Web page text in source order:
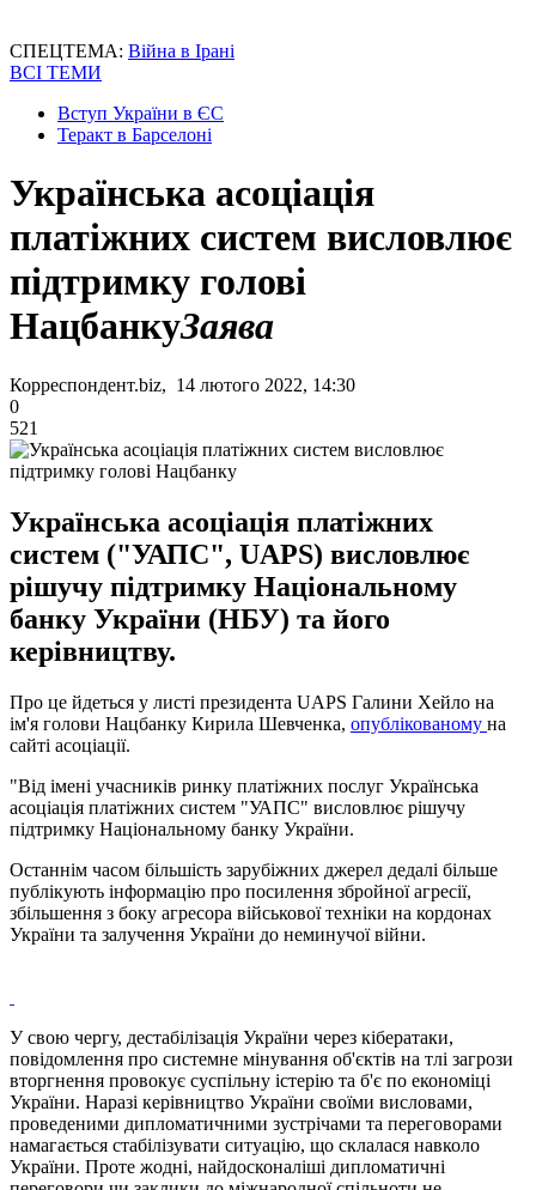
СПЕЦТЕМА: Війна в Ірані
ВСІ ТЕМИ
Вступ України в ЄС
Теракт в Барселоні
Українська асоціація
платіжних систем висловлює
підтримку голові
НацбанкуЗаява
Корреспондент.biz, 14 лютого 2022, 14:30
0
521
Українська асоціація платіжних
систем ("УАПС", UAPS) висловлює
рішучу підтримку Національному
банку України (НБУ) та його
керівництву.
Про це йдеться у листі президента UAPS Галини Хейло на
ім'я голови Нацбанку Кирила Шевченка, опублікованому на
сайті асоціації.
"Від імені учасників ринку платіжних послуг Українська
асоціація платіжних систем "УАПС" висловлює рішучу
підтримку Національному банку України.
Останнім часом більшість зарубіжних джерел дедалі більше
публікують інформацію про посилення збройної агресії,
збільшення з боку агресора військової техніки на кордонах
України та залучення України до неминучої війни.
У свою чергу, дестабілізація України через кібератаки,
повідомлення про системне мінування об'єктів на тлі загрози
вторгнення провокує суспільну істерію та б'є по економіці
України. Наразі керівництво України своїми висловами,
проведеними дипломатичними зустрічами та переговорами
намагається стабілізувати ситуацію, що склалася навколо
України. Проте жодні, найдосконаліші дипломатичні